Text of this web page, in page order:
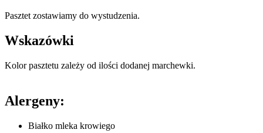
Pasztet zostawiamy do wystudzenia.
Wskazówki
Kolor pasztetu zależy od ilości dodanej marchewki.
Alergeny:
Białko mleka krowiego